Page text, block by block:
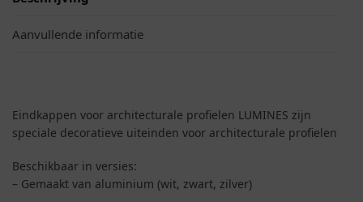
Aanvullende informatie
Eindkappen voor architecturale profielen LUMINES zijn
speciale decoratieve uiteinden voor architecturale profielen
Beschikbaar in versies:
– Gemaakt van aluminium (wit, zwart, zilver)